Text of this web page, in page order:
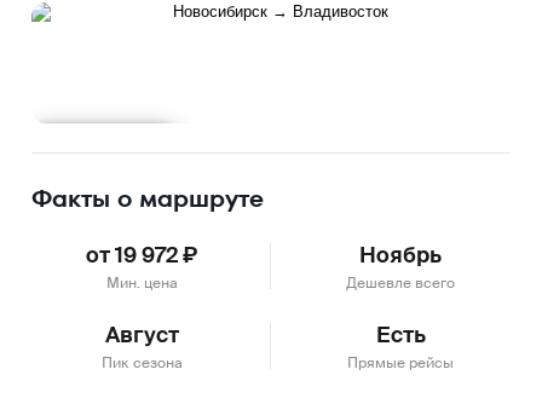
Факты о маршруте
от 19 972 ₽
Мин. цена
Ноябрь
Дешевле всего
Август
Пик сезона
Есть
Прямые рейсы